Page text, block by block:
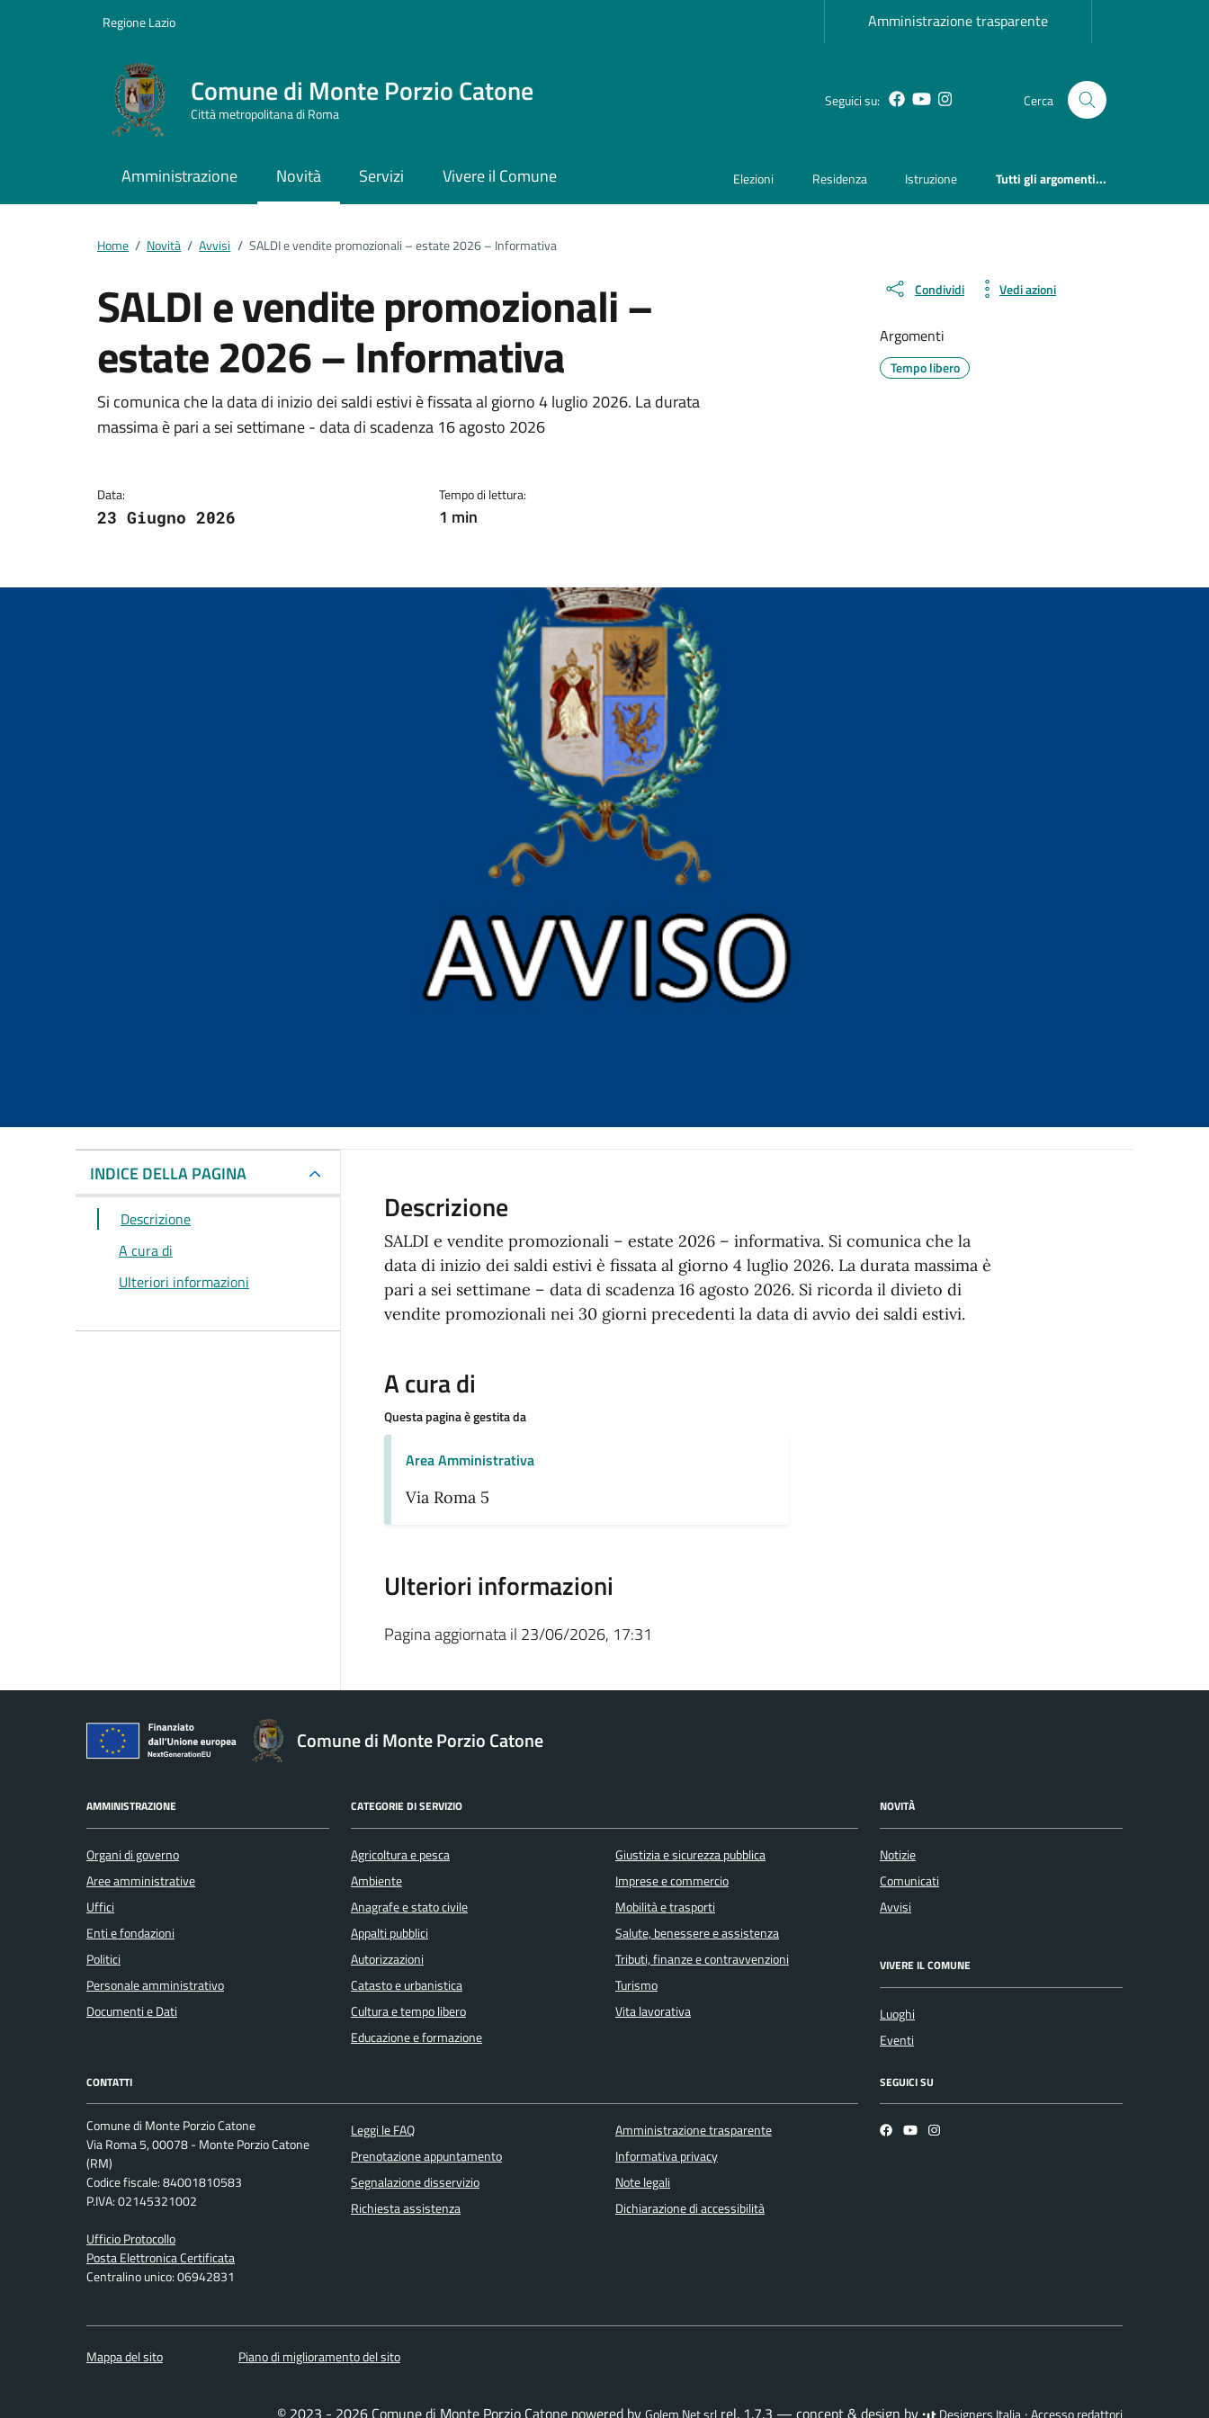
Regione Lazio Amministrazione trasparente
Comune di Monte Porzio Catone
Città metropolitana di Roma
Seguici su: Facebook
YouTubeInstagram Cerca
Amministrazione Novità Servizi Vivere il Comune Elezioni Residenza Istruzione Tutti gli argomenti...
Home / Novità / Avvisi / SALDI e vendite promozionali – estate 2026 – Informativa
SALDI e vendite promozionali –
estate 2026 – Informativa
Dettagli della notizia
Si comunica che la data di inizio dei saldi estivi è fissata al giorno 4 luglio 2026. La durata
massima è pari a sei settimane - data di scadenza 16 agosto 2026
Data:
23 Giugno 2026
Tempo di lettura:
1 min
Condividi Vedi azioni
Argomenti
Tempo libero
INDICE DELLA PAGINA
Descrizione
A cura di
Ulteriori informazioni
Descrizione
SALDI e vendite promozionali – estate 2026 – informativa. Si comunica che la
data di inizio dei saldi estivi è fissata al giorno 4 luglio 2026. La durata massima è
pari a sei settimane – data di scadenza 16 agosto 2026. Si ricorda il divieto di
vendite promozionali nei 30 giorni precedenti la data di avvio dei saldi estivi.
A cura di
Questa pagina è gestita da
Area Amministrativa
Via Roma 5
Ulteriori informazioni
Pagina aggiornata il 23/06/2026, 17:31
Comune di Monte Porzio Catone
AMMINISTRAZIONE
Organi di governo
Aree amministrative
Uffici
Enti e fondazioni
Politici
Personale amministrativo
Documenti e Dati
CATEGORIE DI SERVIZIO
Agricoltura e pesca
Ambiente
Anagrafe e stato civile
Appalti pubblici
Autorizzazioni
Catasto e urbanistica
Cultura e tempo libero
Educazione e formazione
Giustizia e sicurezza pubblica
Imprese e commercio
Mobilità e trasporti
Salute, benessere e assistenza
Tributi, finanze e contravvenzioni
Turismo
Vita lavorativa
NOVITÀ
Notizie
Comunicati
Avvisi
VIVERE IL COMUNE
Luoghi
Eventi
CONTATTI
Comune di Monte Porzio Catone
Via Roma 5, 00078 - Monte Porzio Catone
(RM)
Codice fiscale: 84001810583
P.IVA: 02145321002
Ufficio Protocollo
Posta Elettronica Certificata
Centralino unico: 06942831
Leggi le FAQ
Prenotazione appuntamento
Segnalazione disservizio
Richiesta assistenza
Amministrazione trasparente
Informativa privacy
Note legali
Dichiarazione di accessibilità
SEGUICI SU
Facebook
YouTubeInstagram
Mappa del sito Piano di miglioramento del sito